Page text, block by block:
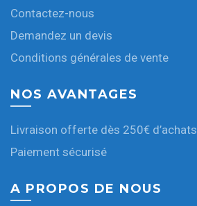
Contactez-nous
Demandez un devis
Conditions générales de vente
NOS AVANTAGES
Livraison offerte dès 250€ d’achats
Paiement sécurisé
A PROPOS DE NOUS